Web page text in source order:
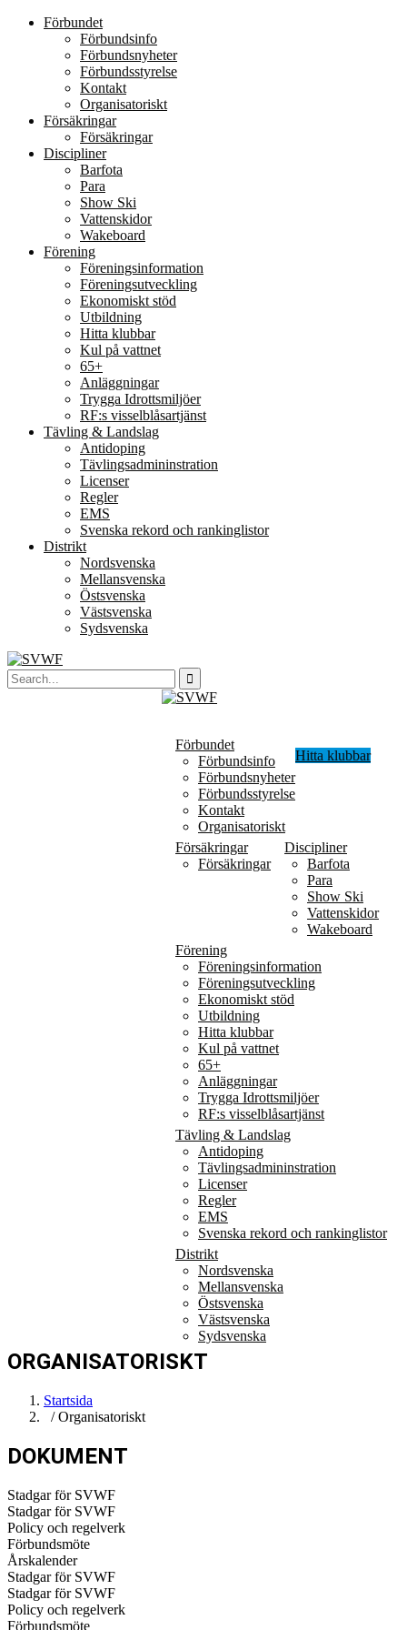
Förbundet
Förbundsinfo
Förbundsnyheter
Förbundsstyrelse
Kontakt
Organisatoriskt
Försäkringar
Försäkringar
Discipliner
Barfota
Para
Show Ski
Vattenskidor
Wakeboard
Förening
Föreningsinformation
Föreningsutveckling
Ekonomiskt stöd
Utbildning
Hitta klubbar
Kul på vattnet
65+
Anläggningar
Trygga Idrottsmiljöer
RF:s visselblåsartjänst
Tävling & Landslag
Antidoping
Tävlingsadmininstration
Licenser
Regler
EMS
Svenska rekord och rankinglistor
Distrikt
Nordsvenska
Mellansvenska
Östsvenska
Västsvenska
Sydsvenska
Förbundet
Förbundsinfo
Förbundsnyheter
Förbundsstyrelse
Kontakt
Organisatoriskt
Försäkringar
Försäkringar
Discipliner
Barfota
Para
Show Ski
Vattenskidor
Wakeboard
Förening
Föreningsinformation
Föreningsutveckling
Ekonomiskt stöd
Utbildning
Hitta klubbar
Kul på vattnet
65+
Anläggningar
Trygga Idrottsmiljöer
RF:s visselblåsartjänst
Tävling & Landslag
Antidoping
Tävlingsadmininstration
Licenser
Regler
EMS
Svenska rekord och rankinglistor
Distrikt
Nordsvenska
Mellansvenska
Östsvenska
Västsvenska
Sydsvenska
Hitta klubbar
ORGANISATORISKT
Startsida
/ Organisatoriskt
DOKUMENT
Stadgar för SVWF
Stadgar för SVWF
Policy och regelverk
Förbundsmöte
Årskalender
Stadgar för SVWF
Stadgar för SVWF
Policy och regelverk
Förbundsmöte